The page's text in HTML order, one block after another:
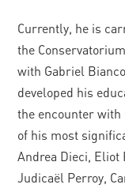
Currently, he is
the
with Gabriel
developed his
the encounter
of his most
Andrea Dieci, Eliot
Judicaël Perroy,